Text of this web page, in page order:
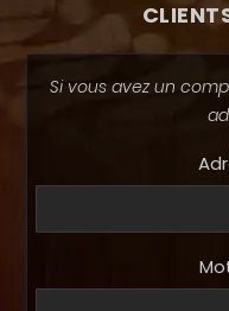
Si vous avez un